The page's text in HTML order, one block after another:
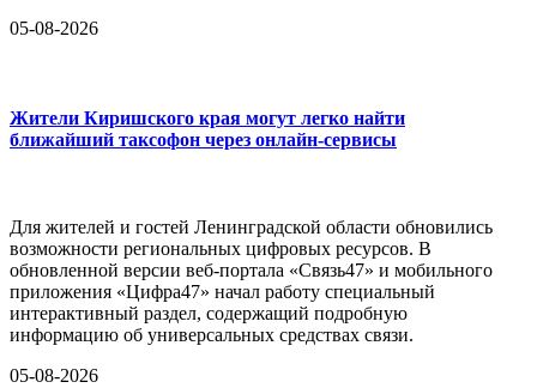
05-08-2026
Жители Киришского края могут легко найти
ближайший таксофон через онлайн-сервисы
Для жителей и гостей Ленинградской области обновились
возможности региональных цифровых ресурсов. В
обновленной версии веб-портала «Связь47» и мобильного
приложения «Цифра47» начал работу специальный
интерактивный раздел, содержащий подробную
информацию об универсальных средствах связи.
05-08-2026